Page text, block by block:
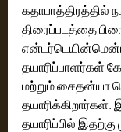
கதாபாத்திரத்தில்
திரைப்படத்தை
என்டர்டெயின்மென்ட்
தயாரிப்பாளர்கள்
மற்றும் சைதன்யா
தயாரிப்பில்